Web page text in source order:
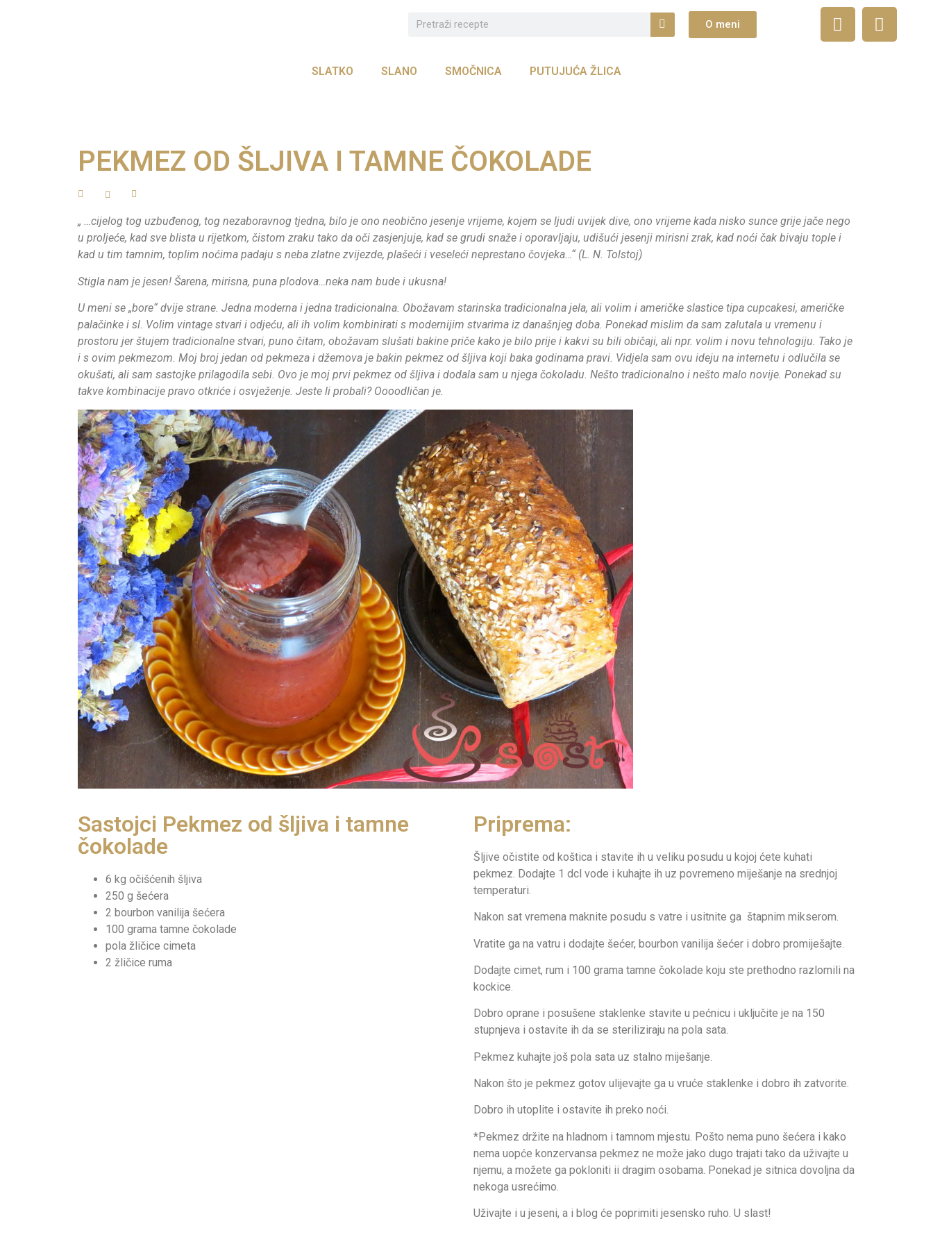
O meni
SLATKO SLANO SMOČNICA PUTUJUĆA ŽLICA
PEKMEZ OD ŠLJIVA I TAMNE ČOKOLADE
„ …cijelog tog uzbuđenog, tog nezaboravnog tjedna, bilo je ono neobično jesenje vrijeme, kojem se ljudi uvijek dive, ono vrijeme kada nisko sunce grije jače nego
u proljeće, kad sve blista u rijetkom, čistom zraku tako da oči zasjenjuje, kad se grudi snaže i oporavljaju, udišući jesenji mirisni zrak, kad noći čak bivaju tople i
kad u tim tamnim, toplim noćima padaju s neba zlatne zvijezde, plašeći i veseleći neprestano čovjeka…“ (L. N. Tolstoj)
Stigla nam je jesen! Šarena, mirisna, puna plodova…neka nam bude i ukusna!
U meni se „bore“ dvije strane. Jedna moderna i jedna tradicionalna. Obožavam starinska tradicionalna jela, ali volim i američke slastice tipa cupcakesi, američke
palačinke i sl. Volim vintage stvari i odjeću, ali ih volim kombinirati s modernijim stvarima iz današnjeg doba. Ponekad mislim da sam zalutala u vremenu i
prostoru jer štujem tradicionalne stvari, puno čitam, obožavam slušati bakine priče kako je bilo prije i kakvi su bili običaji, ali npr. volim i novu tehnologiju. Tako je
i s ovim pekmezom. Moj broj jedan od pekmeza i džemova je bakin pekmez od šljiva koji baka godinama pravi. Vidjela sam ovu ideju na internetu i odlučila se
okušati, ali sam sastojke prilagodila sebi. Ovo je moj prvi pekmez od šljiva i dodala sam u njega čokoladu. Nešto tradicionalno i nešto malo novije. Ponekad su
takve kombinacije pravo otkriće i osvježenje. Jeste li probali? Oooodličan je.
Sastojci Pekmez od šljiva i tamne
čokolade
6 kg očišćenih šljiva
250 g šećera
2 bourbon vanilija šećera
100 grama tamne čokolade
pola žličice cimeta
2 žličice ruma
Priprema:
Šljive očistite od koštica i stavite ih u veliku posudu u kojoj ćete kuhati
pekmez. Dodajte 1 dcl vode i kuhajte ih uz povremeno miješanje na srednjoj
temperaturi.
Nakon sat vremena maknite posudu s vatre i usitnite ga štapnim mikserom.
Vratite ga na vatru i dodajte šećer, bourbon vanilija šećer i dobro promiješajte.
Dodajte cimet, rum i 100 grama tamne čokolade koju ste prethodno razlomili na
kockice.
Dobro oprane i posušene staklenke stavite u pećnicu i uključite je na 150
stupnjeva i ostavite ih da se steriliziraju na pola sata.
Pekmez kuhajte još pola sata uz stalno miješanje.
Nakon što je pekmez gotov ulijevajte ga u vruće staklenke i dobro ih zatvorite.
Dobro ih utoplite i ostavite ih preko noći.
*Pekmez držite na hladnom i tamnom mjestu. Pošto nema puno šećera i kako
nema uopće konzervansa pekmez ne može jako dugo trajati tako da uživajte u
njemu, a možete ga pokloniti ii dragim osobama. Ponekad je sitnica dovoljna da
nekoga usrećimo.
Uživajte i u jeseni, a i blog će poprimiti jesensko ruho. U slast!